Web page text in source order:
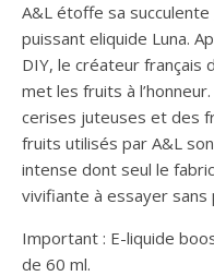
A&L étoffe sa
puissant eliquide Luna.
DIY, le créateur français
met les fruits à
cerises juteuses et des
fruits utilisés par A&L
intense dont seul le
vivifiante à essayer sans
Important : E-liquide
de 60 ml.